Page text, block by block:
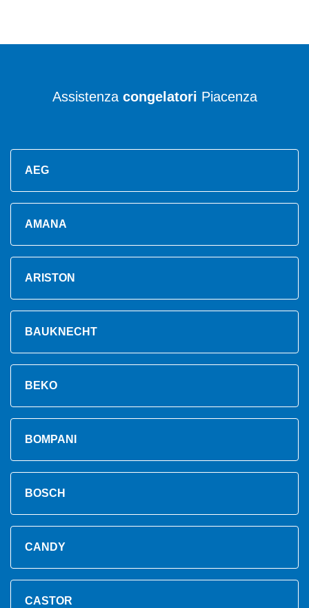
Assistenza congelatori Piacenza
AEG
AMANA
ARISTON
BAUKNECHT
BEKO
BOMPANI
BOSCH
CANDY
CASTOR